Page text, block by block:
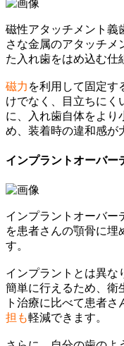
磁性アタッチメント義
さな金属のアタッチメ
た入れ歯をはめ込む仕
磁力 を利用して固定す
けでなく、目立ちにく
に、入れ歯自体をより
め、装着時の違和感が
インプラントオーバー
インプラントオーバー
を患者さんの顎骨に埋
す。
インプラントとは異な
簡単に行えるため、衛
ト治療に比べて患者さ
担も軽減できます。